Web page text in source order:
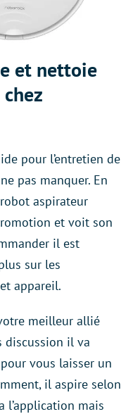
et nettoie
pour l’entretien de
pas manquer. En
aspirateur
et voit son
il est
sur les
appareil.
meilleur allié
discussion il va
vous laisser un
il aspire selon
l’application mais